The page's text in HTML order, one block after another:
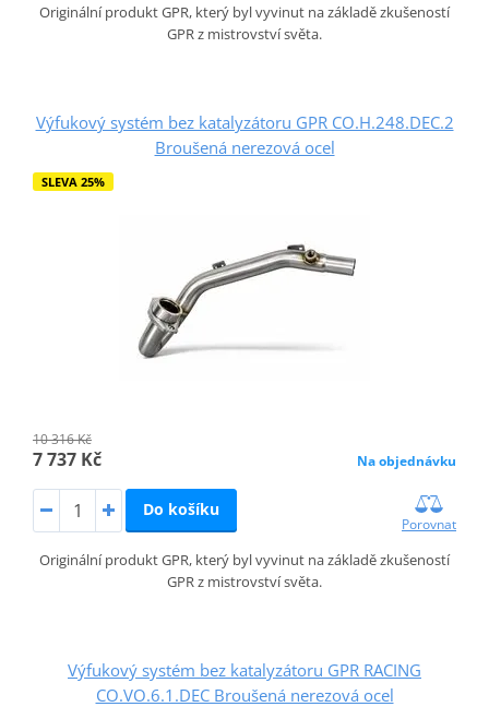
Originální produkt GPR, který byl vyvinut na základě zkušeností
GPR z mistrovství světa.
Výfukový systém bez katalyzátoru GPR CO.H.248.DEC.2
Broušená nerezová ocel
SLEVA 25%
10 316 Kč
7 737 Kč Na objednávku
Do košíku
Porovnat
Originální produkt GPR, který byl vyvinut na základě zkušeností
GPR z mistrovství světa.
Výfukový systém bez katalyzátoru GPR RACING
CO.VO.6.1.DEC Broušená nerezová ocel